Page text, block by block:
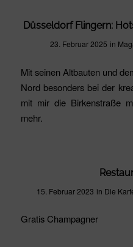
Düsseldorf Flingern:
23. Februar 2025 in
Mit seinen Altbauten und
Nord besonders bei der
mit mir die Birkenstraße
mehr.
15. Februar 2023 in Die
Gratis Champagner